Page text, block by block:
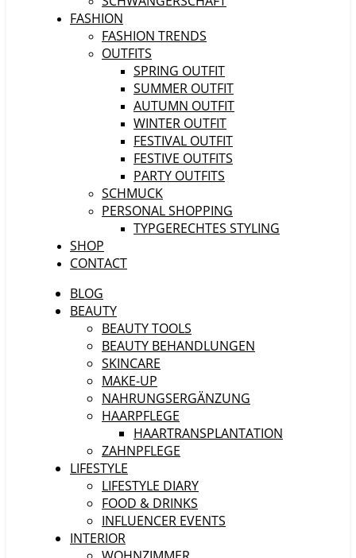
FASHION
FASHION TRENDS
OUTFITS
SPRING OUTFIT
SUMMER OUTFIT
AUTUMN OUTFIT
WINTER OUTFIT
FESTIVAL OUTFIT
FESTIVE OUTFITS
PARTY OUTFITS
SCHMUCK
PERSONAL SHOPPING
TYPGERECHTES STYLING
SHOP
CONTACT
BLOG
BEAUTY
BEAUTY TOOLS
BEAUTY BEHANDLUNGEN
SKINCARE
MAKE-UP
NAHRUNGSERGÄNZUNG
HAARPFLEGE
HAARTRANSPLANTATION
ZAHNPFLEGE
LIFESTYLE
LIFESTYLE DIARY
FOOD & DRINKS
INFLUENCER EVENTS
INTERIOR